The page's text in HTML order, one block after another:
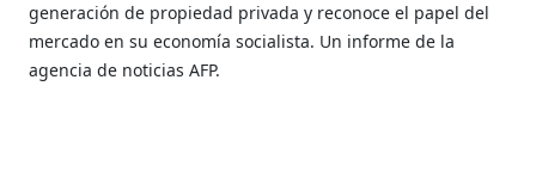
generación de propiedad privada y reconoce el papel del
mercado en su economía socialista. Un informe de la
agencia de noticias AFP.